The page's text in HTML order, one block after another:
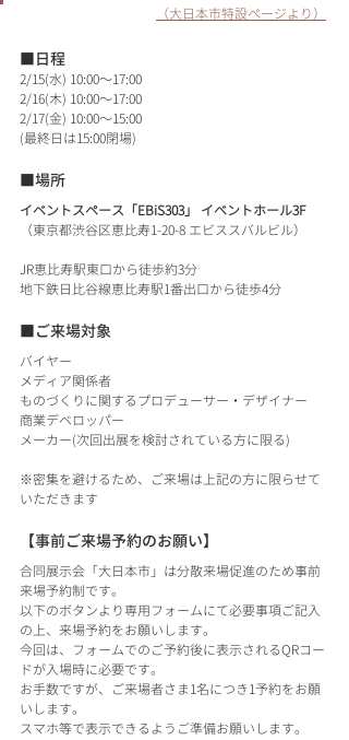
（大日本市特設ページより）
■日程
2/15(水) 10:00～17:00
2/16(木) 10:00～17:00
2/17(金) 10:00～15:00
(最終日は15:00閉場)
イベントスペース「EBiS303」 イベントホール3F
（東京都渋谷区恵比寿1-20-8 エビススバルビル）
JR恵比寿駅東口から徒歩約3分
地下鉄日比谷線恵比寿駅1番出口から徒歩4分
■ご来場対象
バイヤー
メディア関係者
ものづくりに関するプロデューサー・デザイナー
商業デベロッパー
メーカー(次回出展を検討されている方に限る)
※密集を避けるため、ご来場は上記の方に限らせて
いただきます
【事前ご来場予約のお願い】
合同展示会「大日本市」は分散来場促進のため事前
来場予約制です。
以下のボタンより専用フォームにて必要事項ご記入
の上、来場予約をお願いします。
今回は、フォームでのご予約後に表示されるQRコー
ドが入場時に必要です。
お手数ですが、ご来場者さま1名につき1予約をお願
いします。
スマホ等で表示できるようご準備お願いします。